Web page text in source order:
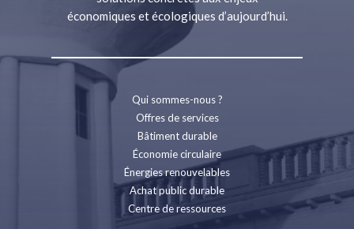
économiques et écologiques d’aujourd’hui.
Qui sommes-nous ?
Offres de services
Bâtiment durable
Économie circulaire
Énergies renouvelables
Achat public durable
Centre de ressources